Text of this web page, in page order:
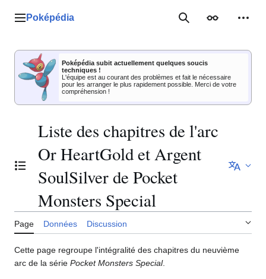
Menu principal
Poképédia RechercherApparence
Poképédia subit actuellement quelques soucis
techniques !
L'équipe est au courant des problèmes et fait le nécessaire
pour les arranger le plus rapidement possible. Merci de votre
compréhension !
Basculer la table des matières
Liste des chapitres de l'arc
Or HeartGold et Argent
SoulSilver de Pocket
Monsters Special
Page Données Discussion
Cette page regroupe l'intégralité des chapitres du neuvième
arc de la série Pocket Monsters Special.